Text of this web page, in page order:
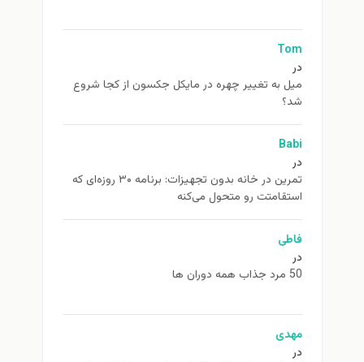
Tom
در
ميل به تغيير چهره در مایکل جکسون از كجا شروع
شد؟
Babi
در
تمرین در خانه بدون تجهیزات: برنامه ۳۰ روزه‌ای که
استقامتت رو متحول می‌کنه
فاطی
در
50 مرد جذاب همه دوران ها
مهدی
در